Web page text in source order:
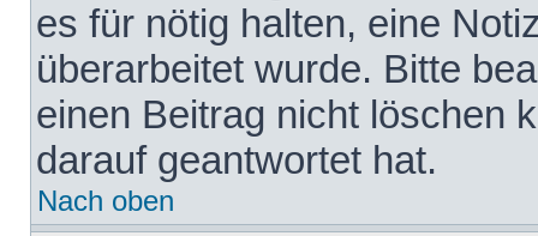
es für nötig halten, eine
überarbeitet wurde. Bitte
einen Beitrag nicht löschen
darauf geantwortet hat.
Nach oben